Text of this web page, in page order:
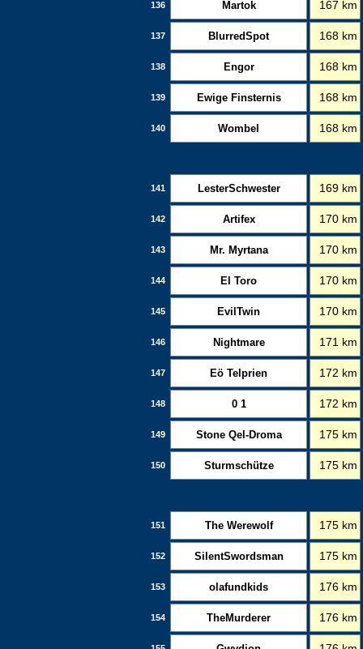
136 Martok 167 km
137 BlurredSpot 168 km
138 Engor 168 km
139 Ewige Finsternis 168 km
140 Wombel 168 km
141 LesterSchwester 169 km
142 Artifex 170 km
143 Mr. Myrtana 170 km
144 El Toro 170 km
145 EvilTwin 170 km
146 Nightmare 171 km
147 Eö Telprien 172 km
148 0 1 172 km
149 Stone Qel-Droma 175 km
150 Sturmschütze 175 km
151 The Werewolf 175 km
152 SilentSwordsman 175 km
153 olafundkids 176 km
154 TheMurderer 176 km